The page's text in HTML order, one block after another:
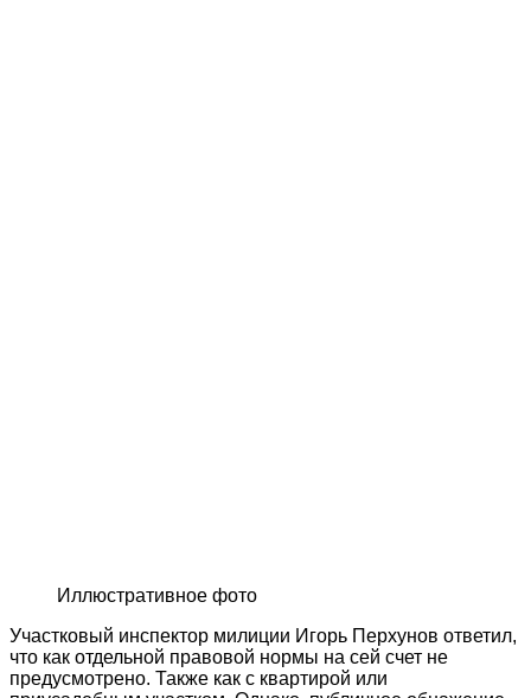
Иллюстративное фото
Участковый инспектор милиции Игорь Перхунов ответил,
что как отдельной правовой нормы на сей счет не
предусмотрено. Также как с квартирой или